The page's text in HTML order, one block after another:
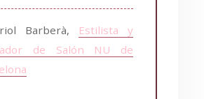
Barberà, Estilista y
de Salón NU de